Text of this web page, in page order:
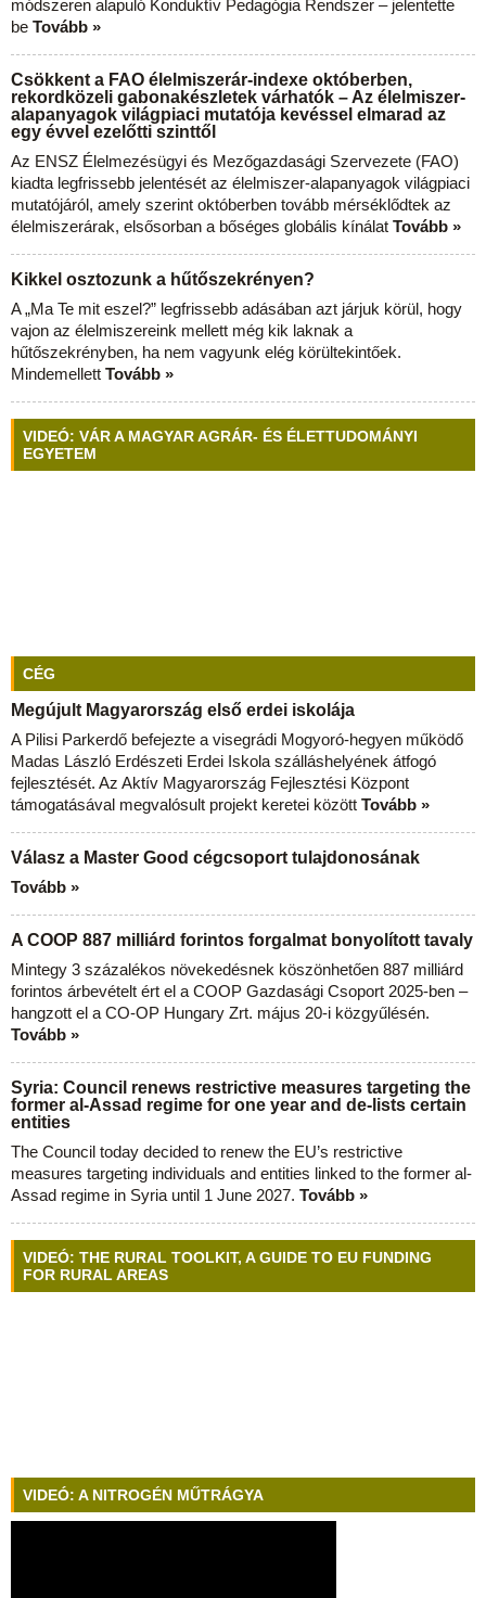
módszeren alapuló Konduktív Pedagógia Rendszer – jelentette
be Tovább »
Csökkent a FAO élelmiszerár-indexe októberben,
rekordközeli gabonakészletek várhatók – Az élelmiszer-
alapanyagok világpiaci mutatója kevéssel elmarad az
egy évvel ezelőtti szinttől
Az ENSZ Élelmezésügyi és Mezőgazdasági Szervezete (FAO)
kiadta legfrissebb jelentését az élelmiszer-alapanyagok világpiaci
mutatójáról, amely szerint októberben tovább mérséklődtek az
élelmiszerárak, elsősorban a bőséges globális kínálat Tovább »
Kikkel osztozunk a hűtőszekrényen?
A „Ma Te mit eszel?” legfrissebb adásában azt járjuk körül, hogy
vajon az élelmiszereink mellett még kik laknak a
hűtőszekrényben, ha nem vagyunk elég körültekintőek.
Mindemellett Tovább »
VIDEÓ: VÁR A MAGYAR AGRÁR- ÉS ÉLETTUDOMÁNYI
EGYETEM
CÉG
Megújult Magyarország első erdei iskolája
A Pilisi Parkerdő befejezte a visegrádi Mogyoró-hegyen működő
Madas László Erdészeti Erdei Iskola szálláshelyének átfogó
fejlesztését. Az Aktív Magyarország Fejlesztési Központ
támogatásával megvalósult projekt keretei között Tovább »
Válasz a Master Good cégcsoport tulajdonosának
Tovább »
A COOP 887 milliárd forintos forgalmat bonyolított tavaly
Mintegy 3 százalékos növekedésnek köszönhetően 887 milliárd
forintos árbevételt ért el a COOP Gazdasági Csoport 2025-ben –
hangzott el a CO-OP Hungary Zrt. május 20-i közgyűlésén.
Tovább »
Syria: Council renews restrictive measures targeting the
former al-Assad regime for one year and de-lists certain
entities
The Council today decided to renew the EU’s restrictive
measures targeting individuals and entities linked to the former al-
Assad regime in Syria until 1 June 2027. Tovább »
VIDEÓ: THE RURAL TOOLKIT, A GUIDE TO EU FUNDING
FOR RURAL AREAS
VIDEÓ: A NITROGÉN MŰTRÁGYA